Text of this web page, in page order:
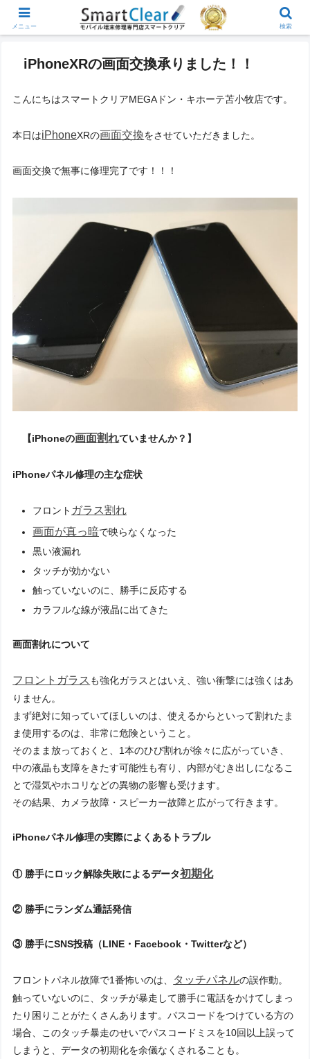
iPhoneXRの画面交換承りました！！
こんにちはスマートクリアMEGAドン・キホーテ苫小牧店です。
本日はiPhoneXRの画面交換をさせていただきました。
画面交換で無事に修理完了です！！！
【iPhoneの画面割れていませんか？】
iPhoneパネル修理の主な症状
フロント ガラス割れ
画面が真っ暗で映らなくなった
黒い液漏れ
タッチが効かない
触っていないのに、勝手に反応する
カラフルな線が液晶に出てきた
画面割れについて
フロントガラス も強化ガラスとはいえ、強い衝撃には強くはあ
りません。
まず絶対に知っていてほしいのは、使えるからといって割れたま
ま使用するのは、非常に危険ということ。
そのまま放っておくと、1本のひび割れが徐々に広がっていき、
中の液晶も支障をきたす可能性も有り、内部がむき出しになるこ
とで湿気やホコリなどの異物の影響も受けます。
その結果、カメラ故障・スピーカー故障と広がって行きます。
iPhoneパネル修理の実際によくあるトラブル
① 勝手にロック解除失敗によるデータ初期化
② 勝手にランダム通話発信
③ 勝手にSNS投稿（LINE・Facebook・Twitterなど）
フロントパネル故障で1番怖いのは、 タッチパネルの誤作動。
触っていないのに、タッチが暴走して勝手に電話をかけてしまっ
たり困りことがたくさんあります。パスコードをつけている方の
場合、このタッチ暴走のせいでパスコードミスを10回以上誤って
しまうと、データの初期化を余儀なくされることも。
メニュー 検索